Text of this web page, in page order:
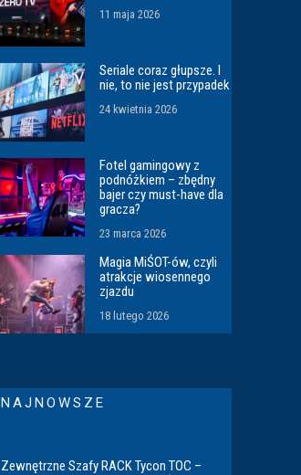
11 maja 2026
Seriale coraz głupsze. I
nie, to nie jest przypadek
24 kwietnia 2026
Fotel gamingowy z
podnóżkiem – zbędny
bajer czy must-have dla
gracza?
23 marca 2026
Magia MiŚOT-ów, czyli
atrakcje wiosennego
zjazdu
18 lutego 2026
NAJNOWSZE
Zewnętrzne Szafy RACK Tycon TOC –